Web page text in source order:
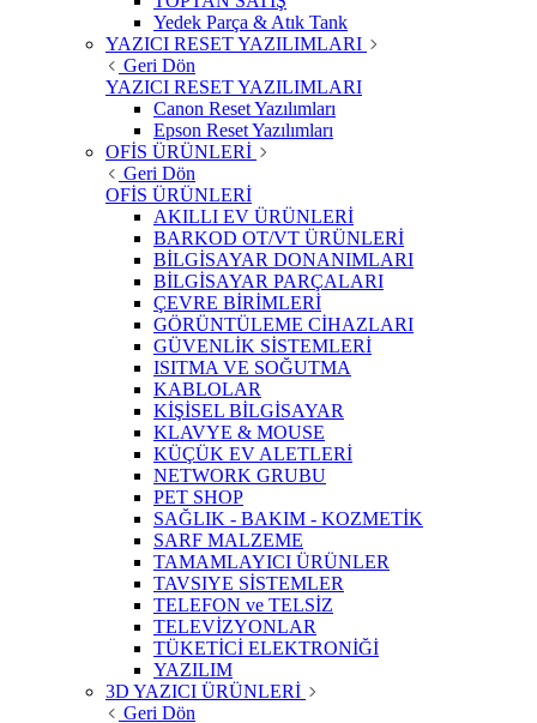
Yedek Parça & Atık Tank
YAZICI RESET YAZILIMLARI
Geri Dön
YAZICI RESET YAZILIMLARI
Canon Reset Yazılımları
Epson Reset Yazılımları
OFİS ÜRÜNLERİ
Geri Dön
OFİS ÜRÜNLERİ
AKILLI EV ÜRÜNLERİ
BARKOD OT/VT ÜRÜNLERİ
BİLGİSAYAR DONANIMLARI
BİLGİSAYAR PARÇALARI
ÇEVRE BİRİMLERİ
GÖRÜNTÜLEME CİHAZLARI
GÜVENLİK SİSTEMLERİ
ISITMA VE SOĞUTMA
KABLOLAR
KİŞİSEL BİLGİSAYAR
KLAVYE & MOUSE
KÜÇÜK EV ALETLERİ
NETWORK GRUBU
PET SHOP
SAĞLIK - BAKIM - KOZMETİK
SARF MALZEME
TAMAMLAYICI ÜRÜNLER
TAVSIYE SİSTEMLER
TELEFON ve TELSİZ
TELEVİZYONLAR
TÜKETİCİ ELEKTRONİĞİ
YAZILIM
3D YAZICI ÜRÜNLERİ
Geri Dön